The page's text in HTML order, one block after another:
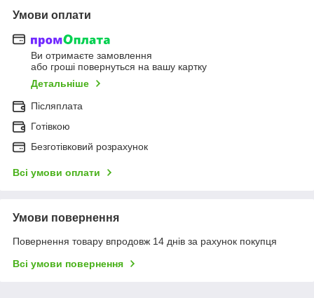
Умови оплати
Ви отримаєте замовлення
або гроші повернуться на вашу картку
Детальніше
Післяплата
Готівкою
Безготівковий розрахунок
Всі умови оплати
Умови повернення
Повернення товару впродовж 14 днів за рахунок покупця
Всі умови повернення